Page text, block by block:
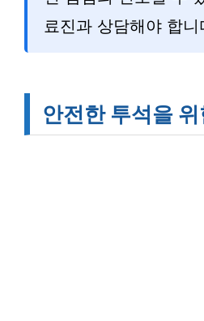
료진과 상담해야 합니
안전한 투석을